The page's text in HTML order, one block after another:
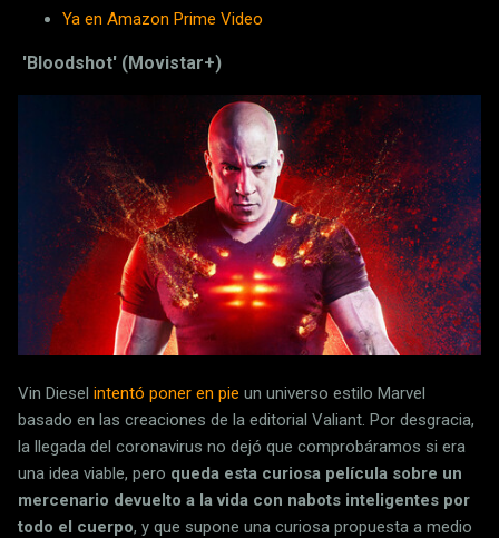
Ya en Amazon Prime Video
'Bloodshot' (Movistar+)
Vin Diesel intentó poner en pie un universo estilo Marvel
basado en las creaciones de la editorial Valiant. Por desgracia,
la llegada del coronavirus no dejó que comprobáramos si era
una idea viable, pero queda esta curiosa película sobre un
mercenario devuelto a la vida con nabots inteligentes por
todo el cuerpo, y que supone una curiosa propuesta a medio